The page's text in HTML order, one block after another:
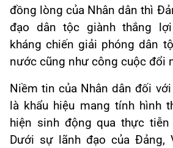
đồng lòng của Nhân dân thì
đạo dân tộc giành thắng
kháng chiến giải phóng dân
nước cũng như công cuộc đổi
Niềm tin của Nhân dân đối
là khẩu hiệu mang tính hình
hiện sinh động qua thực
Dưới sự lãnh đạo của Đảng,